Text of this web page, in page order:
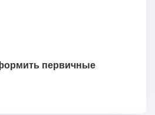
первичные